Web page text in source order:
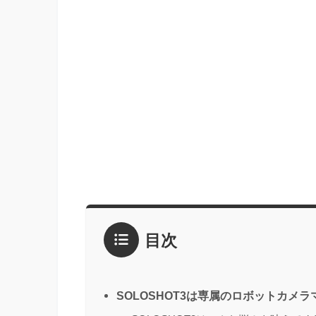
目次
SOLOSHOT3は専属のロボットカメラ